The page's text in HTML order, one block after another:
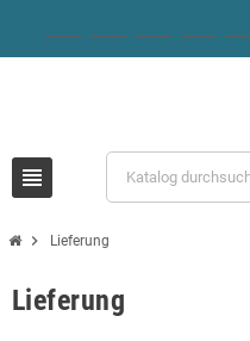
view_headline
chevron_right Lieferung
Lieferung